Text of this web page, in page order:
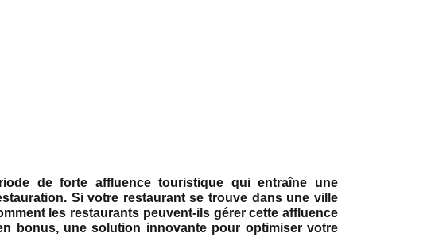
de forte affluence touristique qui entraîne une
Si votre restaurant se trouve dans une ville
les restaurants peuvent-ils gérer cette affluence
bonus, une solution innovante pour optimiser votre